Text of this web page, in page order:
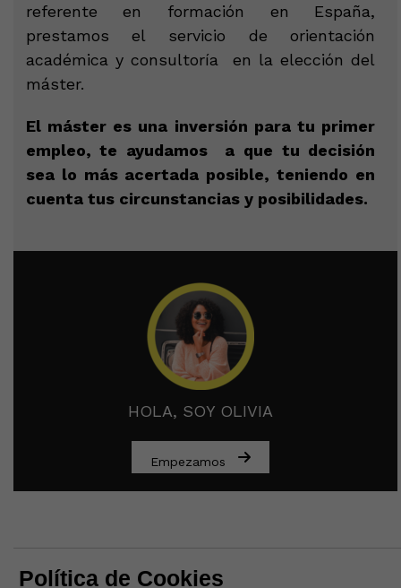
referente en formación en España,
prestamos el servicio de orientación
académica y consultoría en la elección del
máster.
El máster es una inversión para tu primer
empleo, te ayudamos a que tu decisión
sea lo más acertada posible, teniendo en
cuenta tus circunstancias y posibilidades.
HOLA, SOY OLIVIA
Empezamos
Política de Cookies